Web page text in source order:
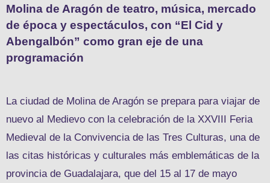
Molina de Aragón de teatro, música, mercado
de época y espectáculos, con “El Cid y
Abengalbón” como gran eje de una
programación
La ciudad de Molina de Aragón se prepara para viajar de
nuevo al Medievo con la celebración de la XXVIII Feria
Medieval de la Convivencia de las Tres Culturas, una de
las citas históricas y culturales más emblemáticas de la
provincia de Guadalajara, que del 15 al 17 de mayo